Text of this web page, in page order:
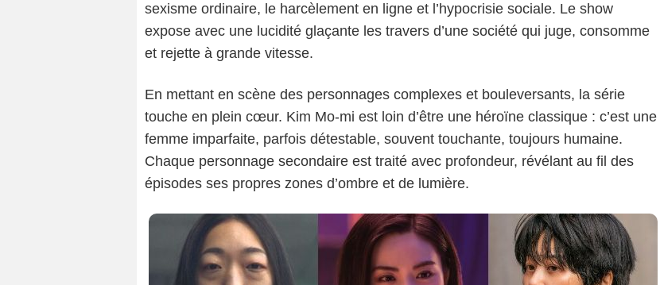
sexisme ordinaire, le harcèlement en ligne et l’hypocrisie sociale. Le show
expose avec une lucidité glaçante les travers d’une société qui juge, consomme
et rejette à grande vitesse.
En mettant en scène des personnages complexes et bouleversants, la série
touche en plein cœur. Kim Mo-mi est loin d’être une héroïne classique : c’est une
femme imparfaite, parfois détestable, souvent touchante, toujours humaine.
Chaque personnage secondaire est traité avec profondeur, révélant au fil des
épisodes ses propres zones d’ombre et de lumière.
Netflix